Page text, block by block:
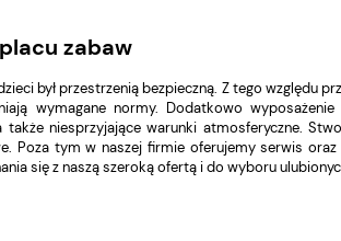
zabaw
był przestrzenią bezpieczną. Z tego względu
wymagane normy. Dodatkowo
także niesprzyjające warunki atmosferyczne.
Poza tym w naszej firmie oferujemy serwis
się z naszą szeroką ofertą i do wyboru